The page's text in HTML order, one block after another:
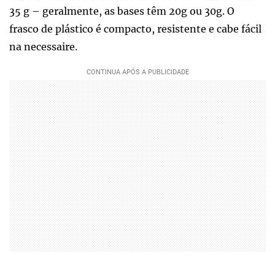
35 g – geralmente, as bases têm 20g ou 30g. O
frasco de plástico é compacto, resistente e cabe fácil
na necessaire.